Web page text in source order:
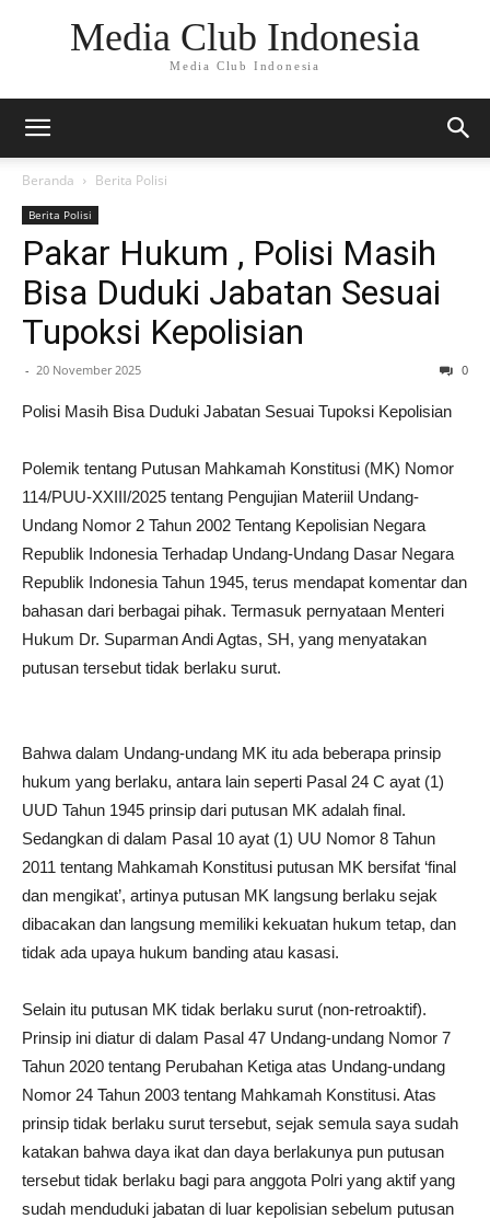
Media Club Indonesia
Media Club Indonesia
Beranda Berita Polisi
Berita Polisi
Pakar Hukum , Polisi Masih
Bisa Duduki Jabatan Sesuai
Tupoksi Kepolisian
- 20 November 2025 0
Polisi Masih Bisa Duduki Jabatan Sesuai Tupoksi Kepolisian
Polemik tentang Putusan Mahkamah Konstitusi (MK) Nomor
114/PUU-XXIII/2025 tentang Pengujian Materiil Undang-
Undang Nomor 2 Tahun 2002 Tentang Kepolisian Negara
Republik Indonesia Terhadap Undang-Undang Dasar Negara
Republik Indonesia Tahun 1945, terus mendapat komentar dan
bahasan dari berbagai pihak. Termasuk pernyataan Menteri
Hukum Dr. Suparman Andi Agtas, SH, yang menyatakan
putusan tersebut tidak berlaku surut.
Bahwa dalam Undang-undang MK itu ada beberapa prinsip
hukum yang berlaku, antara lain seperti Pasal 24 C ayat (1)
UUD Tahun 1945 prinsip dari putusan MK adalah final.
Sedangkan di dalam Pasal 10 ayat (1) UU Nomor 8 Tahun
2011 tentang Mahkamah Konstitusi putusan MK bersifat ‘final
dan mengikat’, artinya putusan MK langsung berlaku sejak
dibacakan dan langsung memiliki kekuatan hukum tetap, dan
tidak ada upaya hukum banding atau kasasi.
Selain itu putusan MK tidak berlaku surut (non-retroaktif).
Prinsip ini diatur di dalam Pasal 47 Undang-undang Nomor 7
Tahun 2020 tentang Perubahan Ketiga atas Undang-undang
Nomor 24 Tahun 2003 tentang Mahkamah Konstitusi. Atas
prinsip tidak berlaku surut tersebut, sejak semula saya sudah
katakan bahwa daya ikat dan daya berlakunya pun putusan
tersebut tidak berlaku bagi para anggota Polri yang aktif yang
sudah menduduki jabatan di luar kepolisian sebelum putusan